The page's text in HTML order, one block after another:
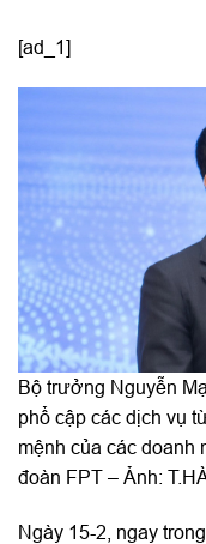
[ad_1]
Bộ trưởng Nguyễn
phổ cập các dịch vụ
mệnh của các doanh
đoàn FPT – Ảnh:
Ngày 15-2, ngay